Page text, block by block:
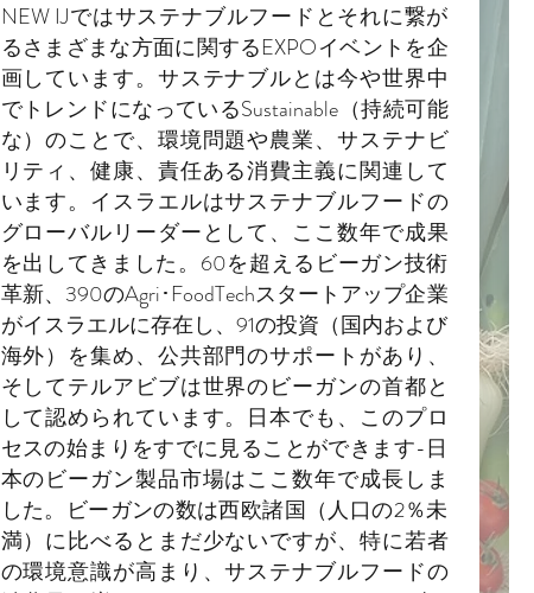
NEW IJではサステナブルフードとそれに繋が
るさまざまな方面に関するEXPOイベントを企
画しています。サステナブルとは今や世界中
でトレンドになっているSustainable（持続可能
な）のことで、環境問題や農業、サステナビ
リティ、健康、責任ある消費主義に関連して
います。イスラエルはサステナブルフードの
グローバルリーダーとして、ここ数年で成果
を出してきました。60を超えるビーガン技術
革新、390のAgri･FoodTechスタートアップ企業
がイスラエルに存在し、91の投資（国内および
海外）を集め、公共部門のサポートがあり、
そしてテルアビブは世界のビーガンの首都と
して認められています。日本でも、このプロ
セスの始まりをすでに見ることができます-日
本のビーガン製品市場はここ数年で成長しま
した。ビーガンの数は西欧諸国（人口の2％未
満）に比べるとまだ少ないですが、特に若者
の環境意識が高まり、サステナブルフードの